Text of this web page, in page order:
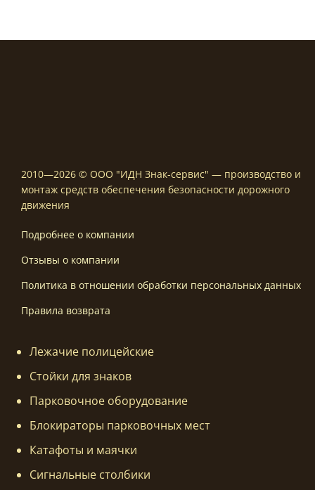
2010—2026 © ООО "ИДН Знак-сервис" — производство и
монтаж средств обеспечения безопасности дорожного
движения
Подробнее о компании
Отзывы о компании
Политика в отношении обработки персональных данных
Правила возврата
Лежачие полицейские
Стойки для знаков
Парковочное оборудование
Блокираторы парковочных мест
Катафоты и маячки
Сигнальные столбики